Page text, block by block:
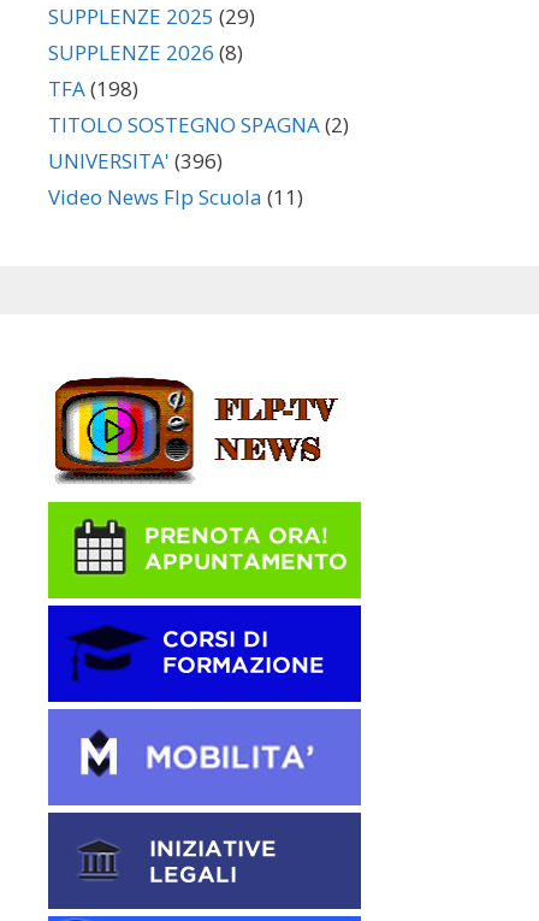
SUPPLENZE 2025 (29)
SUPPLENZE 2026 (8)
TFA(198)
TITOLO SOSTEGNO SPAGNA(2)
UNIVERSITA' (396)
Video News Flp Scuola (11)